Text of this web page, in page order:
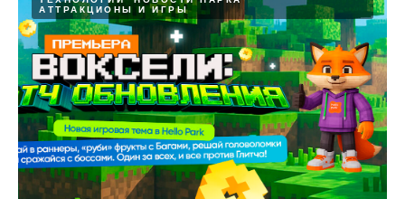
АТТРАКЦИОНЫ И ИГРЫ